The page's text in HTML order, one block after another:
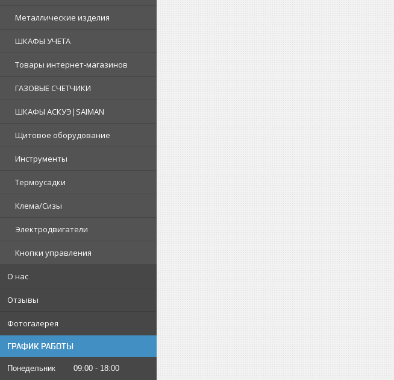
Металлические изделия
ШКАФЫ УЧЕТА
Товары интернет-магазинов
ГАЗОВЫЕ СЧЕТЧИКИ
ШКАФЫ АСКУЭ|SAIMAN
Щитовое оборудование
Инструменты
Термоусадки
Клема/Сизы
Электродвигатели
Кнопки управления
О нас
Отзывы
Фотогалерея
ГРАФИК РАБОТЫ
Понедельник 09:00
18:00